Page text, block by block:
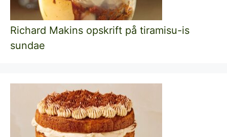
Richard Makins opskrift på tiramisu-is
sundae